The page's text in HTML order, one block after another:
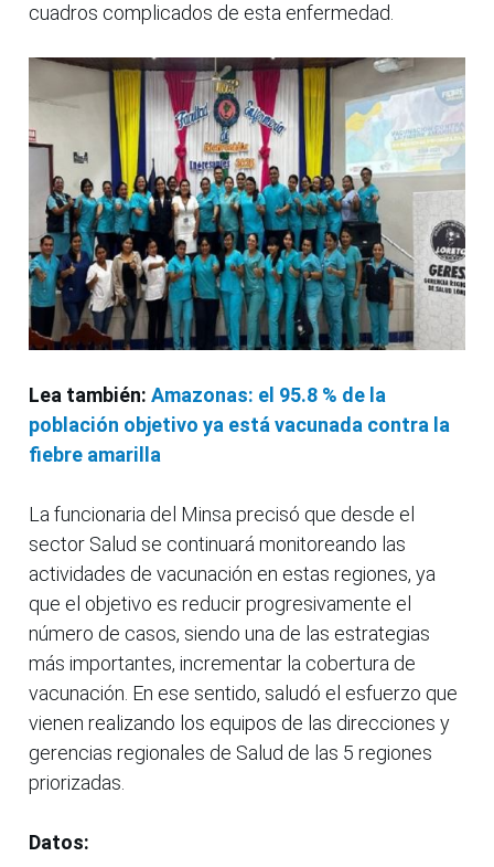
cuadros complicados de esta enfermedad.
Lea también: Amazonas: el 95.8 % de la
población objetivo ya está vacunada contra la
fiebre amarilla
La funcionaria del Minsa precisó que desde el
sector Salud se continuará monitoreando las
actividades de vacunación en estas regiones, ya
que el objetivo es reducir progresivamente el
número de casos, siendo una de las estrategias
más importantes, incrementar la cobertura de
vacunación. En ese sentido, saludó el esfuerzo que
vienen realizando los equipos de las direcciones y
gerencias regionales de Salud de las 5 regiones
priorizadas.
Datos: